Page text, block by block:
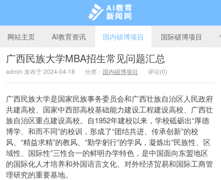
AI教育新闻网
网站主页 AI教育资讯 国内硕博项目 国际硕博项目
广西民族大学MBA招生常见问题汇总
admin 发布于 2024-04-18 分类： 国内硕博项目 评论(0)
广西民族大学是国家民族事务委员会和广西壮族自治区人民政府
共建高校、国家中西部高校基础能力建设工程建设高校、广西壮
族自治区重点建设高校。自1952年建校以来，学校砥砺出“厚德
博学、和而不同”的校训，形成了“团结共进、传承创新”的校
风、“精益求精”的教风、“勤学躬行”的学风，凝炼出“民族性、区
域性、国际性”三性合一的鲜明办学特色，是中国面向东盟地区
的国际化人才培养和外国语言文化、对外经济贸易和国际工商管
理研究的重要基地。